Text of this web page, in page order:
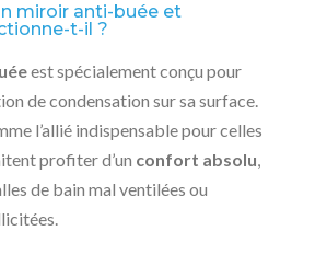
miroir anti-buée et
t-il ?
est spécialement conçu pour
de condensation sur sa surface.
l’allié indispensable pour celles
profiter d’un confort absolu,
de bain mal ventilées ou